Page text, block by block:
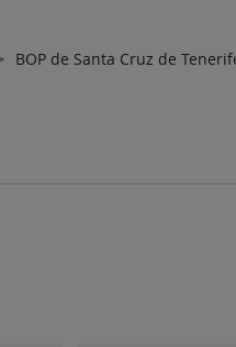
BOP de Santa Cruz de